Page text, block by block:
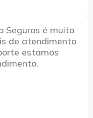
Seguros é muito
de atendimento
estamos